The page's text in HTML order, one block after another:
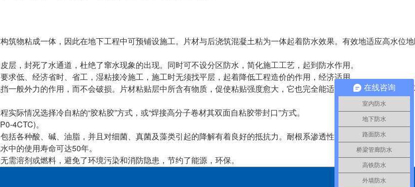
筑物粘成一体，因此在地下工程中可预铺设施工。片材与后浇筑混凝土粘为一体起着防水效果。有效地适应高水位
层，封死了水通道，杜绝了窜水现象的出现。同时可不设分区防水，简化施工工艺，起到防水作用。
求低、经济省时、省工，湿粘接冷施工，施工时无须找平层，起着降低工程造价的作用，经济适用。
一般外力的作用，而不会破损。片材粘贴层中所含有物质，促使粘贴强度愈大，它也完全能适应构筑物外形变化，
实际情况选择冷自粘的“胶粘胶”方式，或“焊接高分子卷材其双面自粘胶带封口”方式。
4CTC)。
括各种酸、碱、油脂，并且对细菌、真菌及藻类引起的降解有着良好的抵抗力。耐根系渗透性好，可做成种植屋面。
中的使用寿命可达50年。
需溶剂或燃料，避免了环境污染和消防隐患，节约了能源，环保。
在线咨询
室内防水
地下防水
路面防水
桥梁管廊防水
高铁防水
外墙防水